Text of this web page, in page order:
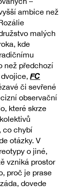
ambice než
malých
kde
než předchozí
FC
či sevřené
observační
které skrze
co chybí
otázky. V
o jiné,
vzniká prostor
proč je prase
dovede